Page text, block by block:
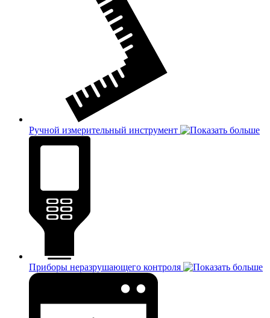
Ручной измерительный инструмент
Приборы неразрушающего контроля